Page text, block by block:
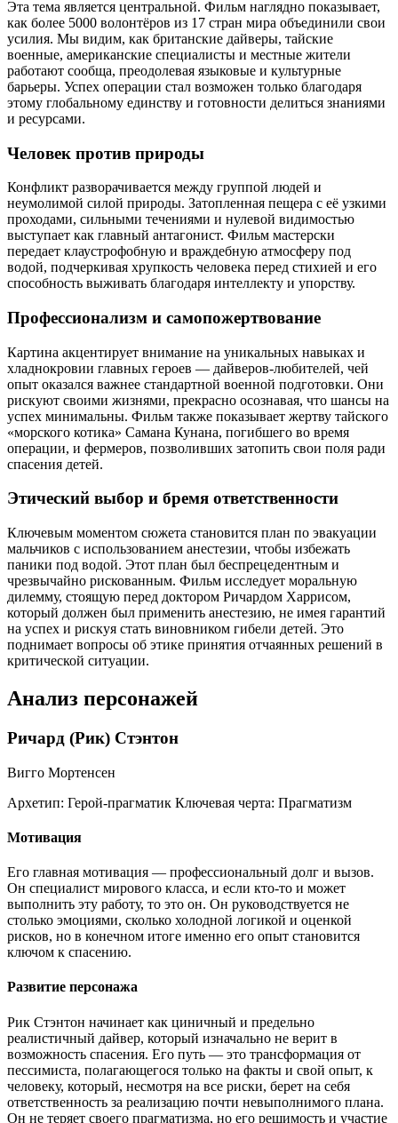
Эта тема является центральной. Фильм наглядно показывает,
как более 5000 волонтёров из 17 стран мира объединили свои
усилия. Мы видим, как британские дайверы, тайские
военные, американские специалисты и местные жители
работают сообща, преодолевая языковые и культурные
барьеры. Успех операции стал возможен только благодаря
этому глобальному единству и готовности делиться знаниями
и ресурсами.
Человек против природы
Конфликт разворачивается между группой людей и
неумолимой силой природы. Затопленная пещера с её узкими
проходами, сильными течениями и нулевой видимостью
выступает как главный антагонист. Фильм мастерски
передает клаустрофобную и враждебную атмосферу под
водой, подчеркивая хрупкость человека перед стихией и его
способность выживать благодаря интеллекту и упорству.
Профессионализм и самопожертвование
Картина акцентирует внимание на уникальных навыках и
хладнокровии главных героев — дайверов-любителей, чей
опыт оказался важнее стандартной военной подготовки. Они
рискуют своими жизнями, прекрасно осознавая, что шансы на
успех минимальны. Фильм также показывает жертву тайского
«морского котика» Самана Кунана, погибшего во время
операции, и фермеров, позволивших затопить свои поля ради
спасения детей.
Этический выбор и бремя ответственности
Ключевым моментом сюжета становится план по эвакуации
мальчиков с использованием анестезии, чтобы избежать
паники под водой. Этот план был беспрецедентным и
чрезвычайно рискованным. Фильм исследует моральную
дилемму, стоящую перед доктором Ричардом Харрисом,
который должен был применить анестезию, не имея гарантий
на успех и рискуя стать виновником гибели детей. Это
поднимает вопросы об этике принятия отчаянных решений в
критической ситуации.
Анализ персонажей
Ричард (Рик) Стэнтон
Вигго Мортенсен
Архетип: Герой-прагматик Ключевая черта: Прагматизм
Мотивация
Его главная мотивация — профессиональный долг и вызов.
Он специалист мирового класса, и если кто-то и может
выполнить эту работу, то это он. Он руководствуется не
столько эмоциями, сколько холодной логикой и оценкой
рисков, но в конечном итоге именно его опыт становится
ключом к спасению.
Развитие персонажа
Рик Стэнтон начинает как циничный и предельно
реалистичный дайвер, который изначально не верит в
возможность спасения. Его путь — это трансформация от
пессимиста, полагающегося только на факты и свой опыт, к
человеку, который, несмотря на все риски, берет на себя
ответственность за реализацию почти невыполнимого плана.
Он не теряет своего прагматизма, но его решимость и участие